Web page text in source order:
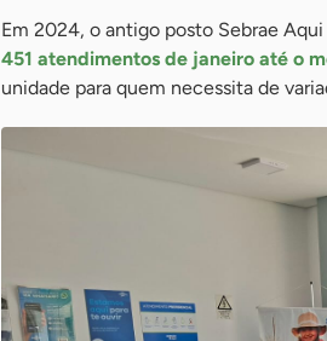
Em 2024, o antigo posto Sebrae
451 atendimentos de janeiro até o
unidade para quem necessita de